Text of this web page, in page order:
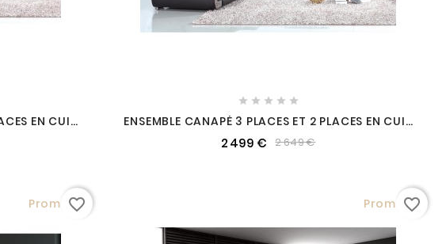
EN CUIR
    
ENSEMBLE CANAPÉ 3 PLACES ET 2 PLACES EN CUIR
BLANCHE
2 499 € 2 649 €
Promo !favorite_border Promo !favorite_border